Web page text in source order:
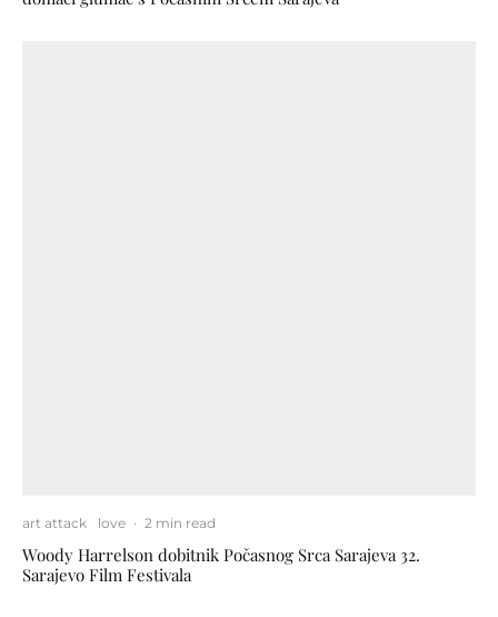
art attack love · 2 min read
Woody Harrelson dobitnik Počasnog Srca Sarajeva 32.
Sarajevo Film Festivala